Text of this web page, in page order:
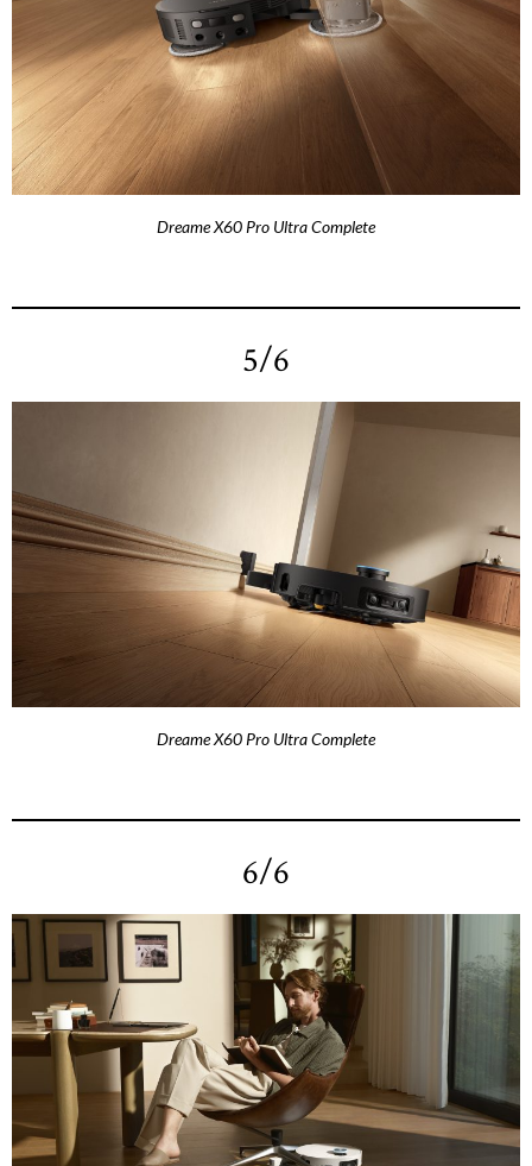
Dreame X60 Pro Ultra Complete
5/6
Dreame X60 Pro Ultra Complete
6/6